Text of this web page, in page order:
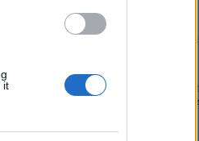
it
Déli harangszó
Nándorfehérvári
1956: Akkor és most
1956-os forradalom